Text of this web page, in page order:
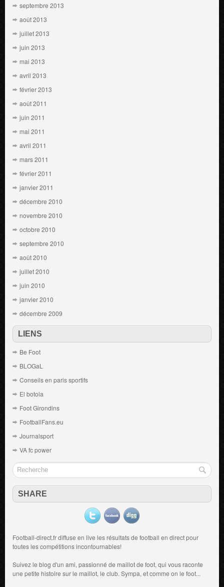
septembre 2013
août 2013
juillet 2013
juin 2013
mai 2013
avril 2013
février 2013
août 2011
juin 2011
mai 2011
avril 2011
mars 2011
février 2011
janvier 2011
décembre 2010
novembre 2010
octobre 2010
septembre 2010
août 2010
juillet 2010
juin 2010
janvier 2010
décembre 2009
LIENS
Be Foot
BLOGaL
Conseils en paris sportifs
El botola
Foot Girondins
FootballFans.eu
Journalsport
VA fc power
SHARE
Football-direct.fr diffuse en live les résultats de football en directpour
toutes les compétitions incontournables!
Suivez le blog d'un ami, passionné de maillot de foot, qui vous raconte
une petite histoire sur le maillot, le club. Sympa, et comme on le foot...